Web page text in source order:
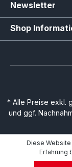
Newsletter
Shop
* Alle Preise exkl.
und ggf.
Diese
Erfahrung